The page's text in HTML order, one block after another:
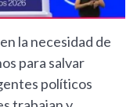
la necesidad de
para salvar
políticos